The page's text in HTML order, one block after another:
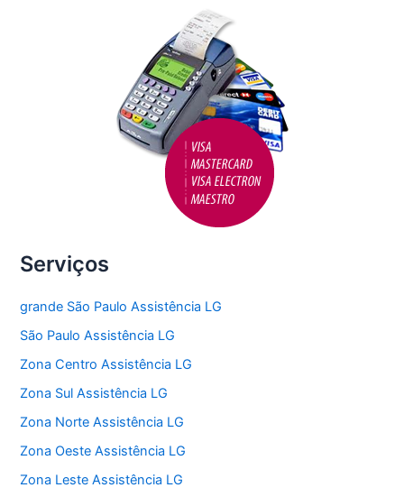
Serviços
grande São Paulo Assistência LG
São Paulo Assistência LG
Zona Centro Assistência LG
Zona Sul Assistência LG
Zona Norte Assistência LG
Zona Oeste Assistência LG
Zona Leste Assistência LG